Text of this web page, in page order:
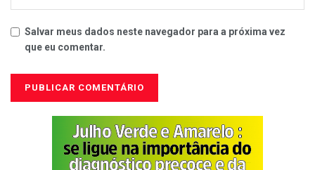
Salvar meus dados neste navegador para a próxima vez
que eu comentar.